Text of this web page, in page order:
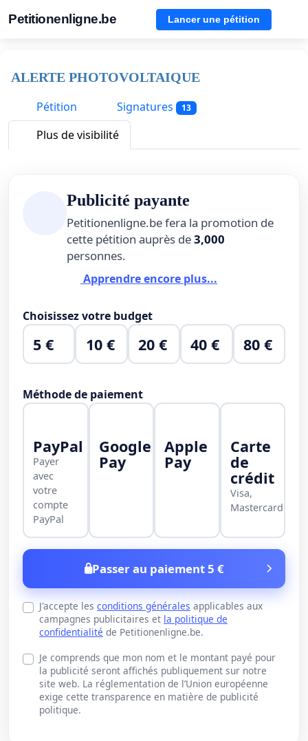
Petitionenligne.be Lancer une pétition
ALERTE PHOTOVOLTAIQUE
Pétition
Signatures 13
Plus de visibilité
Publicité payante
Petitionenligne.be fera la promotion de
cette pétition auprès de3,000
personnes.
Apprendre encore plus...
Choisissez votre budget
5 € 10 € 20 € 40 € 80 €
Méthode de paiement
PayPal
Payer
avec
votre
compte
PayPal
Google
Pay
Apple
Pay
Carte
de
crédit
Visa,
Mastercard
Passer au paiement 5 €
J'accepte les conditions générales applicables aux
campagnes publicitaires et la politique de
confidentialité de Petitionenligne.be.
Je comprends que mon nom et le montant payé pour
la publicité seront affichés publiquement sur notre
site web. La réglementation de l’Union européenne
exige cette transparence en matière de publicité
politique.